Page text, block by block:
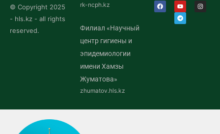
© Copyright 2025
- hls.kz - all rights
reserved.
rk-ncph.kz
Филиал «Научный
центр гигиены и
эпидемиологии
имени Хамзы
Жуматова»
zhumatov.hls.kz